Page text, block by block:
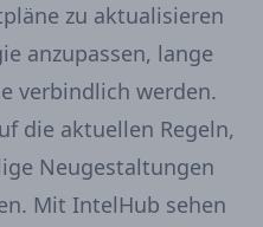
zu aktualisieren
anzupassen, lange
verbindlich werden.
die aktuellen Regeln,
Neugestaltungen
Mit IntelHub sehen